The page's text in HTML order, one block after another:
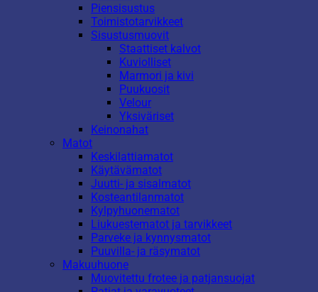
Piensisustus
Toimistotarvikkeet
Sisustusmuovit
Staattiset kalvot
Kuviolliset
Marmori ja kivi
Puukuosit
Velour
Yksiväriset
Keinonahat
Matot
Keskilattiamatot
Käytävämatot
Juutti- ja sisalmatot
Kosteantilanmatot
Kylpyhuonematot
Liukuestematot ja tarvikkeet
Parveke ja kynnysmatot
Puuvilla- ja räsymatot
Makuuhuone
Muovitettu frotee ja patjansuojat